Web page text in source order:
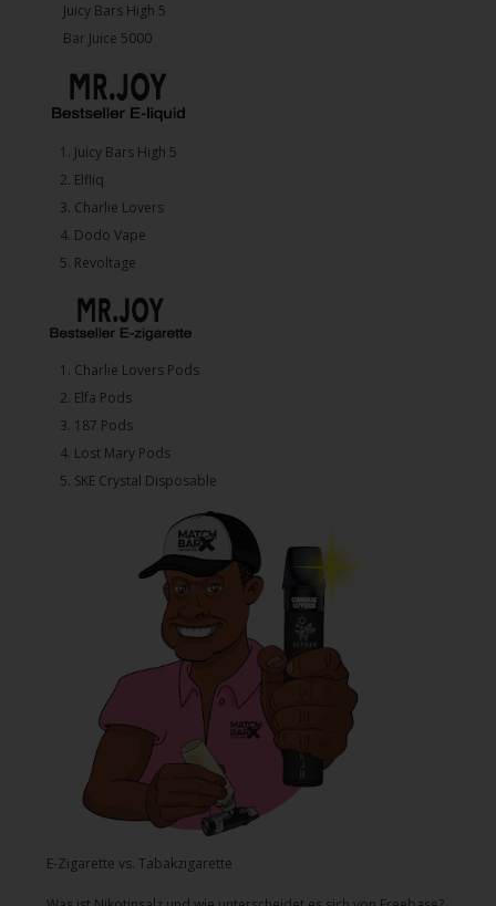
Juicy Bars High 5
Bar Juice 5000
1.⁠ ⁠Juicy Bars High 5
2.⁠ ⁠⁠Elfliq
3.⁠ ⁠⁠Charlie Lovers
4.⁠ ⁠⁠Dodo Vape
5. ⁠Revoltage
1.⁠ ⁠Charlie Lovers Pods
2.⁠ ⁠⁠Elfa Pods
3.⁠ ⁠⁠187 Pods
4.⁠ ⁠⁠Lost Mary Pods
5.⁠ ⁠⁠SKE Crystal Disposable
E-Zigarette vs. Tabakzigarette